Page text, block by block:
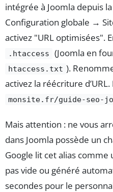
intégrée à Joomla depuis
Configuration globale →
activez "URL optimisées".
.htaccess (Joomla en
htaccess.txt ).
activez la réécriture
monsite.fr/guide-seo-
Mais attention : ne vous
dans Joomla possède un
Google lit cet alias comme
pas vide ou généré
secondes pour le